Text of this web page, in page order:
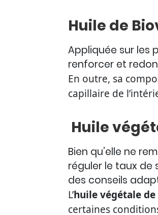
Huile de
Appliquée sur les
renforcer et
En outre, sa
capillaire de
Huile
Bien qu’elle ne
réguler le taux de
des conseils
L’huile végétale
certaines